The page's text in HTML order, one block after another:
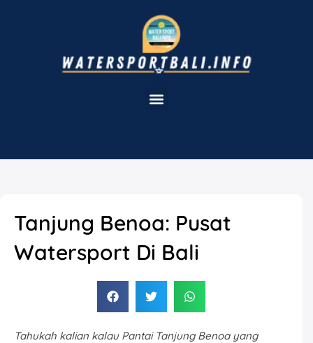
Tanjung Benoa: Pusat
Watersport Di Bali
Tahukah kalian kalau Pantai Tanjung Benoa yang